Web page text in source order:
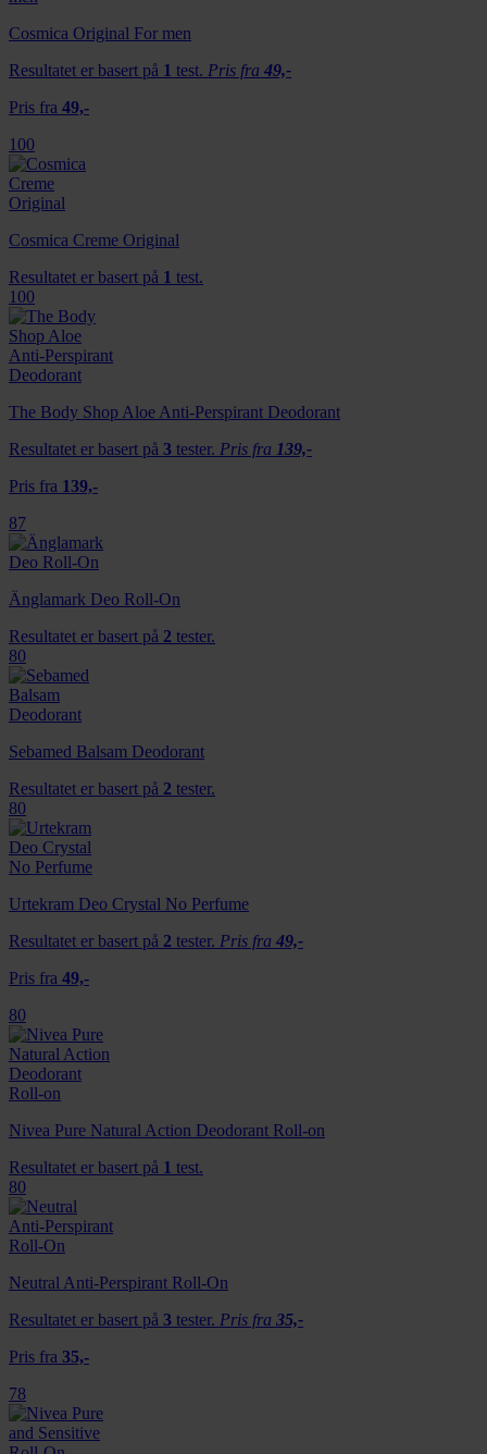
Cosmica Original For men
Resultatet er basert på 1 test. Pris fra 49,-
Pris fra 49,-
100
Cosmica Creme Original
Resultatet er basert på 1 test.
100
The Body Shop Aloe Anti-Perspirant Deodorant
Resultatet er basert på 3 tester. Pris fra 139,-
Pris fra 139,-
87
Änglamark Deo Roll-On
Resultatet er basert på 2 tester.
80
Sebamed Balsam Deodorant
Resultatet er basert på 2 tester.
80
Urtekram Deo Crystal No Perfume
Resultatet er basert på 2 tester. Pris fra 49,-
Pris fra 49,-
80
Nivea Pure Natural Action Deodorant Roll-on
Resultatet er basert på 1 test.
80
Neutral Anti-Perspirant Roll-On
Resultatet er basert på 3 tester. Pris fra 35,-
Pris fra 35,-
78